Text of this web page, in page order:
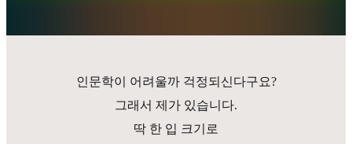
인문학이 어려울까 걱정되신다구요?
그래서 제가 있습니다.
딱 한 입 크기로